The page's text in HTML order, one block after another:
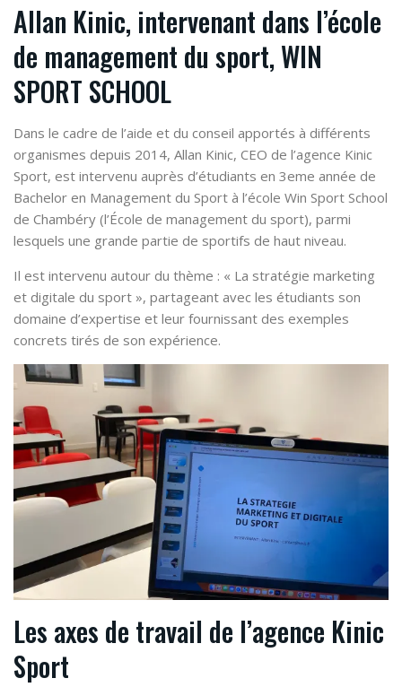
Allan Kinic, intervenant dans l’école
de management du sport, WIN
SPORT SCHOOL
Dans le cadre de l’aide et du conseil apportés à différents
organismes depuis 2014, Allan Kinic, CEO de l’agence Kinic
Sport, est intervenu auprès d’étudiants en 3eme année de
Bachelor en Management du Sport à l’école Win Sport School
de Chambéry (l’École de management du sport), parmi
lesquels une grande partie de sportifs de haut niveau.
Il est intervenu autour du thème : « La stratégie marketing
et digitale du sport », partageant avec les étudiants son
domaine d’expertise et leur fournissant des exemples
concrets tirés de son expérience.
Les axes de travail de l’agence Kinic
Sport